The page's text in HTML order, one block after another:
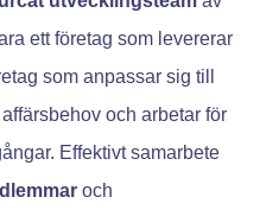
ett företag som levererar
som anpassar sig till
och arbetar för
Effektivt samarbete
och